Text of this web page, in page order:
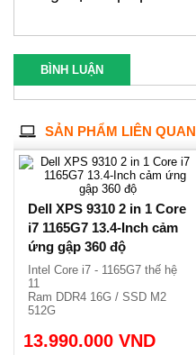
BÌNH LUẬN
SẢN PHẨM LIÊN QUAN
Dell XPS 9310 2 in 1 Core
i7 1165G7 13.4-Inch cảm
ứng gập 360 độ
Intel Core i7 - 1165G7 thế hệ
11
Ram DDR4 16G / SSD M2
512G
Siêu sang, nhẹ chỉ 1.32kg.
13.990.000 VND